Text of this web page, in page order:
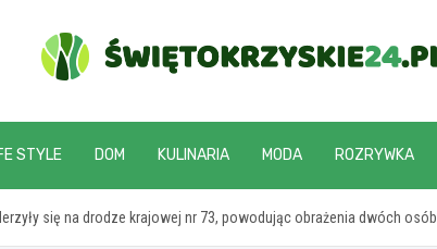
swietokrzyskie24.pl
STYLE DOM KULINARIA MODA ROZRYWKA
się na drodze krajowej nr 73, powodując obrażenia dwóch osób